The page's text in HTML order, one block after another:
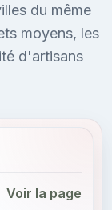
du même
moyens, les
d'artisans
Voir la page